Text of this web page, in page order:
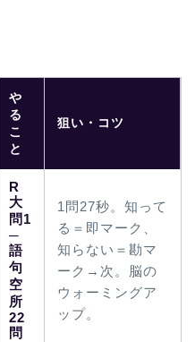
や
る
こ
と
狙い・コツ
R
大
問1
─
語
句
空
所
22
問
1問27秒。知って
る＝即マーク、
知らない＝勘マ
ーク→次。脳の
ウォーミングア
ップ。